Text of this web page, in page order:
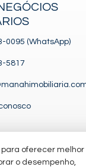
0095 (WhatsApp)
5817
para oferecer melhor
o desempenho,